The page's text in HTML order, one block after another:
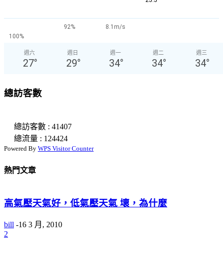
92%
8.1m/s
100%
週六
27°
週日
29°
週一
34°
週二
34°
週三
34°
總訪客數
總訪客數 : 41407
總流量 : 124424
Powered By WPS Visitor Counter
熱門文章
高氣壓天氣好，低氣壓天氣 壞，為什麼
bill -16 3 月, 2010
2